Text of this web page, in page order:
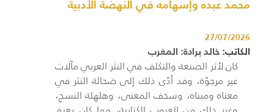
محمد عبده وإسهامه في النهضة الأدبية
27/07/2026
الكاتب:خالد برادة: المغرب
كان لأثر الصنعة والتكلف في النثر العربي مآلات
غير مرجوّة، وقد أدّى ذلك إلى ضحالة النثر في
معناه ومبناه، وسخف المعنى، وهلهلة النسج،